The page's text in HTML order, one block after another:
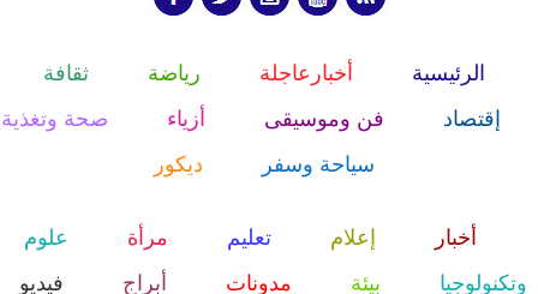
الرئيسية أخبارعاجلة رياضة
ثقافة
إقتصاد
فن وموسيقى أزياء
صحة وتغذية
سياحة وسفر
ديكور
أخبار إعلام تعليم مرأة
علوم
وتكنولوجيا
بيئة مدونات أبراج فيديو